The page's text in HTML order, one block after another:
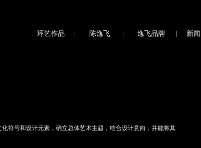
环艺作品 | 陈逸飞 | 逸飞品牌 | 新闻
号和设计元素，确立总体艺术主题，结合设计意向，并能将其